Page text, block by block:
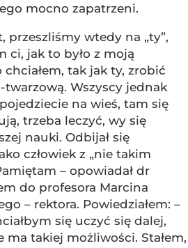
mocno zapatrzeni.
przeszliśmy wtedy na „ty”,
ci, jak to było z moją
tak jak ty, zrobić
Wszyscy jednak
na wieś, tam się
trzeba leczyć, wy się
nauki. Odbijał się
człowiek z „nie takim
– opowiadał dr
do profesora Marcina
– rektora. Powiedziałem: –
się uczyć się dalej,
ma takiej możliwości. Stałem,